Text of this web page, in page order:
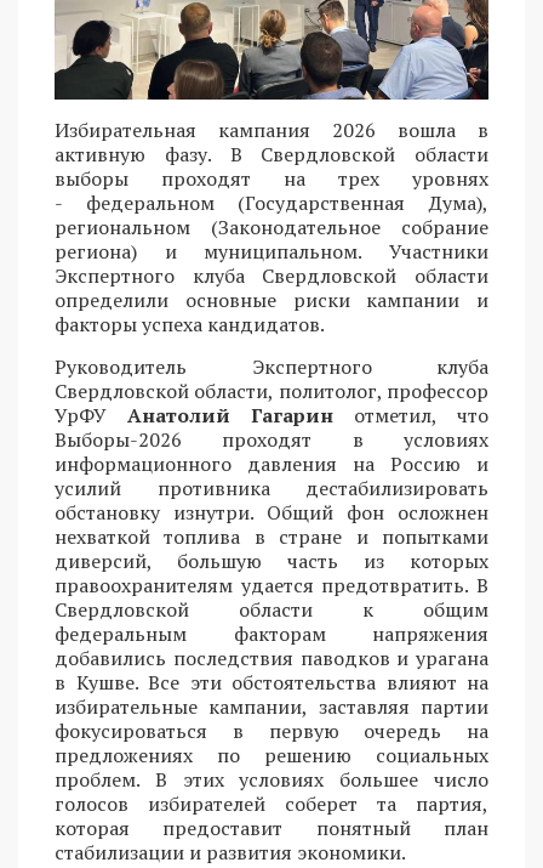
Избирательная кампания 2026 вошла в
активную фазу. В Свердловской области
выборы проходят на трех уровнях
- федеральном (Государственная Дума),
региональном (Законодательное собрание
региона) и муниципальном. Участники
Экспертного клуба Свердловской области
определили основные риски кампании и
факторы успеха кандидатов.
Руководитель Экспертного клуба
Свердловской области, политолог, профессор
УрФУ Анатолий Гагарин отметил, что
Выборы-2026 проходят в условиях
информационного давления на Россию и
усилий противника дестабилизировать
обстановку изнутри. Общий фон осложнен
нехваткой топлива в стране и попытками
диверсий, большую часть из которых
правоохранителям удается предотвратить. В
Свердловской области к общим
федеральным факторам напряжения
добавились последствия паводков и урагана
в Кушве. Все эти обстоятельства влияют на
избирательные кампании, заставляя партии
фокусироваться в первую очередь на
предложениях по решению социальных
проблем. В этих условиях большее число
голосов избирателей соберет та партия,
которая предоставит понятный план
стабилизации и развития экономики.